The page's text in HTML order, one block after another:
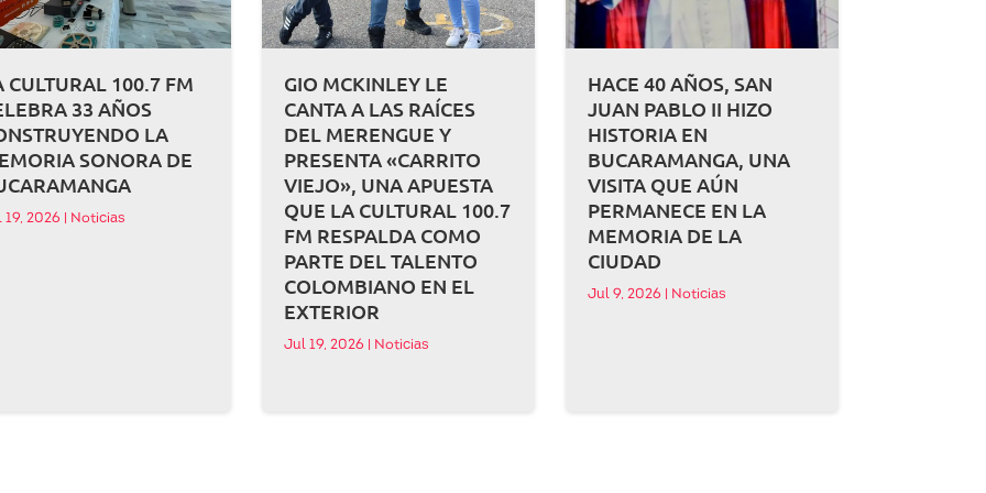
CULTURAL 100.7 FM
33 AÑOS
LA
SONORA DE
19, 2026 Noticias
GIO MCKINLEY LE
CANTA A LAS RAÍCES
DEL MERENGUE Y
PRESENTA «CARRITO
VIEJO», UNA APUESTA
QUE LA CULTURAL 100.7
FM RESPALDA COMO
PARTE DEL TALENTO
COLOMBIANO EN EL
EXTERIOR
Jul 19, 2026 Noticias
HACE 40 AÑOS, SAN
JUAN PABLO II HIZO
HISTORIA EN
BUCARAMANGA, UNA
VISITA QUE AÚN
PERMANECE EN LA
MEMORIA DE LA
CIUDAD
Jul 9, 2026 Noticias